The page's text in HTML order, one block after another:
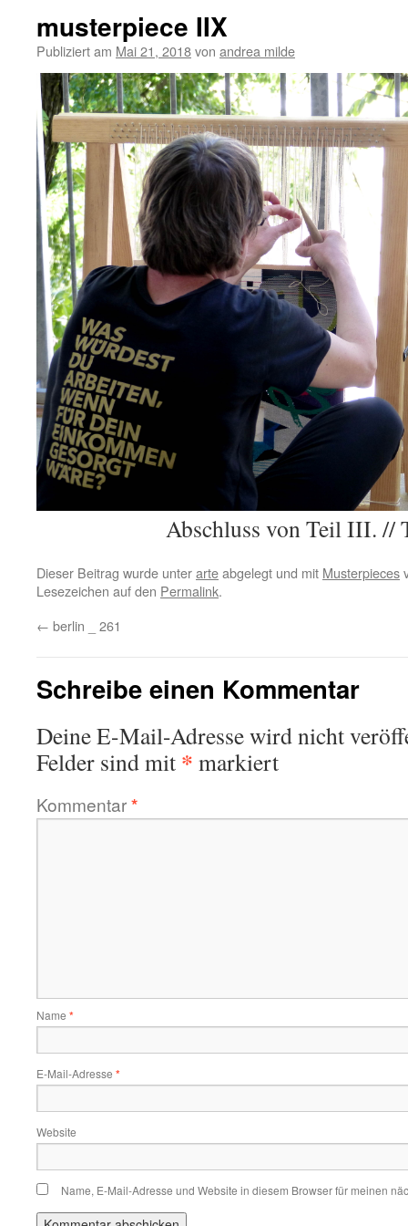
musterpiece IIX
Publiziert am Mai 21, 2018von andrea milde
Abschluss von Teil III. //
Dieser Beitrag wurde unterarteabgelegt und mit Musterpieces
Lesezeichen auf den Permalink.
← berlin _ 261
Schreibe einen Kommentar
Deine E-Mail-Adresse wird nicht
Felder sind mit * markiert
Kommentar*
Name *
E-Mail-Adresse *
Website
Name, E-Mail-Adresse und Website in diesem Browser für meinen